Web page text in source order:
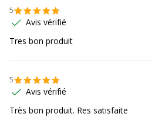
5
Avis vérifié
Tres bon produit
5
Avis vérifié
Très bon produit. Res satisfaite